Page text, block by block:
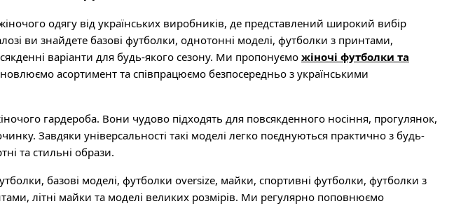
одягу від українських виробників, де представлений широкий вибір
ви знайдете базові футболки, однотонні моделі, футболки з принтами,
варіанти для будь-якого сезону. Ми пропонуєможіночі футболки та
асортимент та співпрацюємо безпосередньо з українськими
гардероба. Вони чудово підходять для повсякденного носіння, прогулянок,
Завдяки універсальності такі моделі легко поєднуються практично з будь-
та стильні образи.
базові моделі, футболки oversize, майки, спортивні футболки, футболки з
літні майки та моделі великих розмірів. Ми регулярно поповнюємо